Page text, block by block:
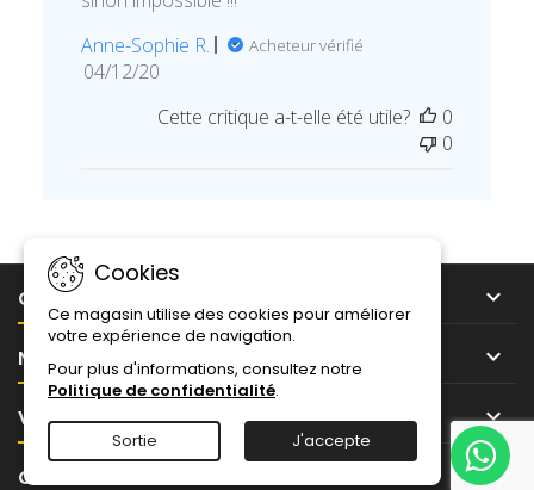
Anne-Sophie R.
Acheteur vérifié
Date
publication
04/12/20
Cette critique a-t-elle été utile?
0
0
CONSEILS ET IDÉES 
NOTRE SOCIÉTÉ 
VOTRE COMPTE 
CONTACT 
Cookies
Ce magasin utilise des cookies pour améliorer
votre expérience de navigation.
Pour plus d'informations, consultez notre
Politique de confidentialité.
Sortie J'accepte